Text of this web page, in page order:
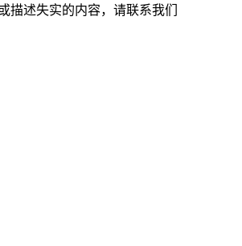
述失实的内容，请联系我们